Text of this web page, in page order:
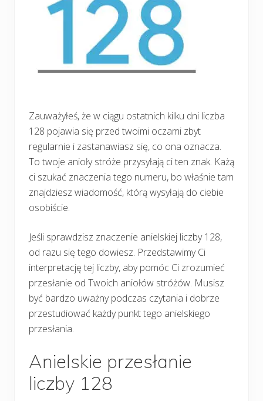
Zauważyłeś, że w ciągu ostatnich kilku dni liczba
128 pojawia się przed twoimi oczami zbyt
regularnie i zastanawiasz się, co ona oznacza.
To twoje anioły stróże przysyłają ci ten znak. Każą
ci szukać znaczenia tego numeru, bo właśnie tam
znajdziesz wiadomość, którą wysyłają do ciebie
osobiście.
Jeśli sprawdzisz znaczenie anielskiej liczby 128,
od razu się tego dowiesz. Przedstawimy Ci
interpretację tej liczby, aby pomóc Ci zrozumieć
przesłanie od Twoich aniołów stróżów. Musisz
być bardzo uważny podczas czytania i dobrze
przestudiować każdy punkt tego anielskiego
przesłania.
Anielskie przesłanie
liczby 128